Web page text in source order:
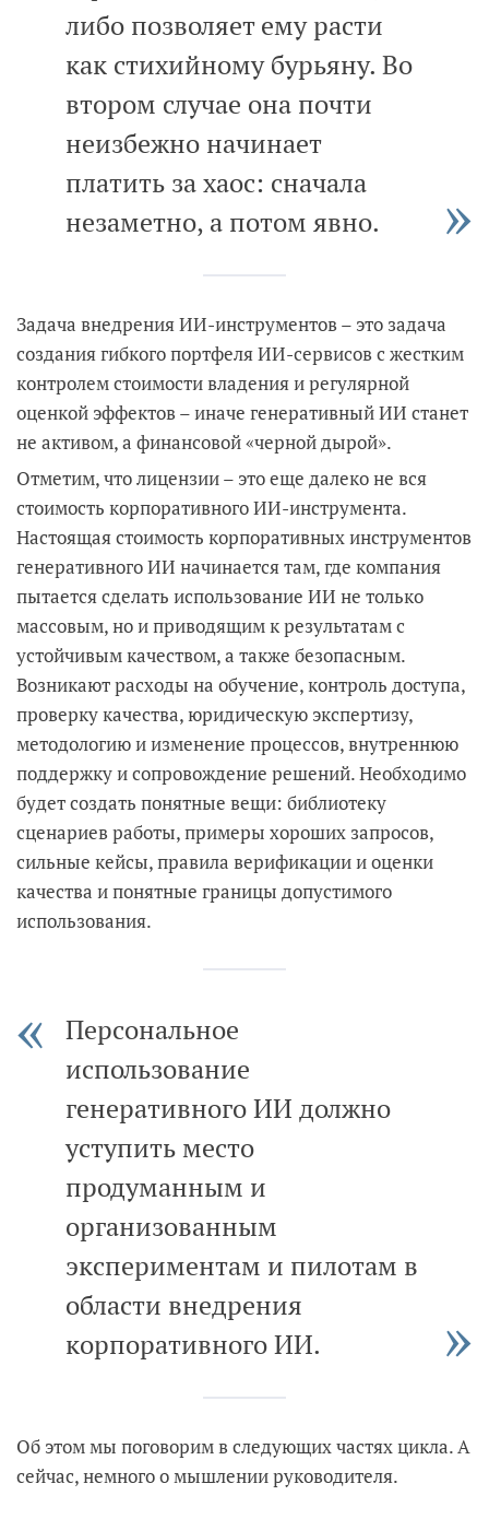
либо позволяет ему расти
как стихийному бурьяну. Во
втором случае она почти
неизбежно начинает
платить за хаос: сначала
незаметно, а потом явно.
Задача внедрения ИИ-инструментов – это задача
создания гибкого портфеля ИИ-сервисов с жестким
контролем стоимости владения и регулярной
оценкой эффектов – иначе генеративный ИИ станет
не активом, а финансовой «черной дырой».
Отметим, что лицензии – это еще далеко не вся
стоимость корпоративного ИИ-инструмента.
Настоящая стоимость корпоративных инструментов
генеративного ИИ начинается там, где компания
пытается сделать использование ИИ не только
массовым, но и приводящим к результатам с
устойчивым качеством, а также безопасным.
Возникают расходы на обучение, контроль доступа,
проверку качества, юридическую экспертизу,
методологию и изменение процессов, внутреннюю
поддержку и сопровождение решений. Необходимо
будет создать понятные вещи: библиотеку
сценариев работы, примеры хороших запросов,
сильные кейсы, правила верификации и оценки
качества и понятные границы допустимого
использования.
Персональное
использование
генеративного ИИ должно
уступить место
продуманным и
организованным
экспериментам и пилотам в
области внедрения
корпоративного ИИ.
Об этом мы поговорим в следующих частях цикла. А
сейчас, немного о мышлении руководителя.